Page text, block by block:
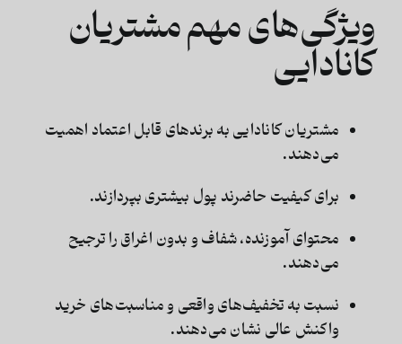
ویژگی‌های مهم مشتریان
کانادایی
مشتریان کانادایی به برندهای قابل اعتماد اهمیت
می‌دهند.
برای کیفیت حاضرند پول بیشتری بپردازند.
محتوای آموزنده، شفاف و بدون اغراق را ترجیح
می‌دهند.
نسبت به تخفیف‌های واقعی و مناسبت‌های خرید
واکنش عالی نشان می‌دهند.